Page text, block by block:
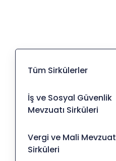
Tüm Sirkülerler
İş ve Sosyal Güvenlik
Mevzuatı Sirküleri
Vergi ve Mali Mevzuat
Sirküleri